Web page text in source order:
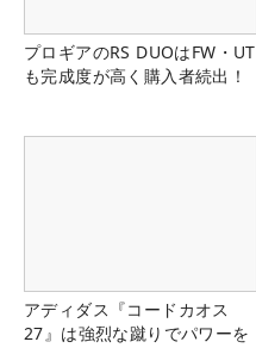
プロギアのRS DUOはFW・UT
も完成度が高く購入者続出！
アディダス『コードカオス
27』は強烈な蹴りでパワーを